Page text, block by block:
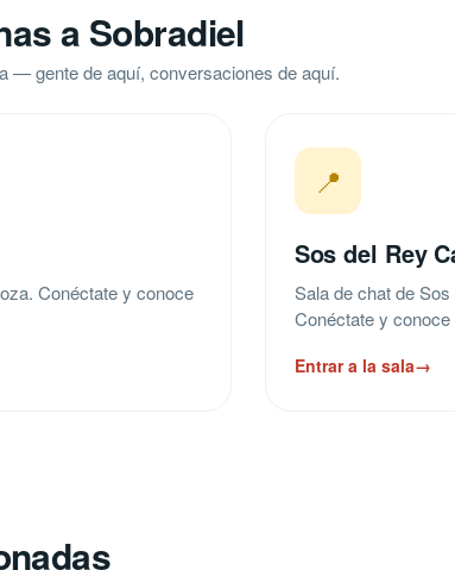
a Sobradiel
— gente de aquí, conversaciones de aquí.
Conéctate y conoce
📍
Sos del Rey
Sala de chat de
Conéctate y
Entrar a la sala→